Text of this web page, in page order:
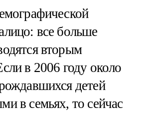
все больше
вторым
в 2006 году около
детей
в семьях, то сейчас